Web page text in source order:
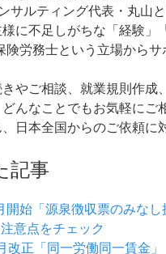
サルティング代表・丸山
に不足しがちな「経験」
険労務士という立場からサ
やご相談、就業規則作成
んなことでもお気軽にご
日本全国からのご依頼に
記事
開始「源泉徴収票のみな
意点をチェック
改正「同一労働同一賃金